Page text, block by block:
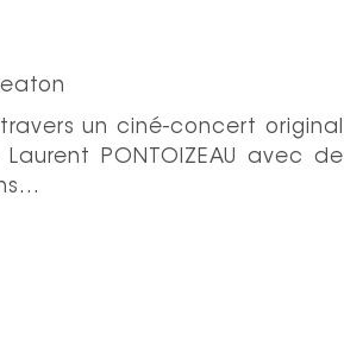
un ciné-concert original
PONTOIZEAU avec de